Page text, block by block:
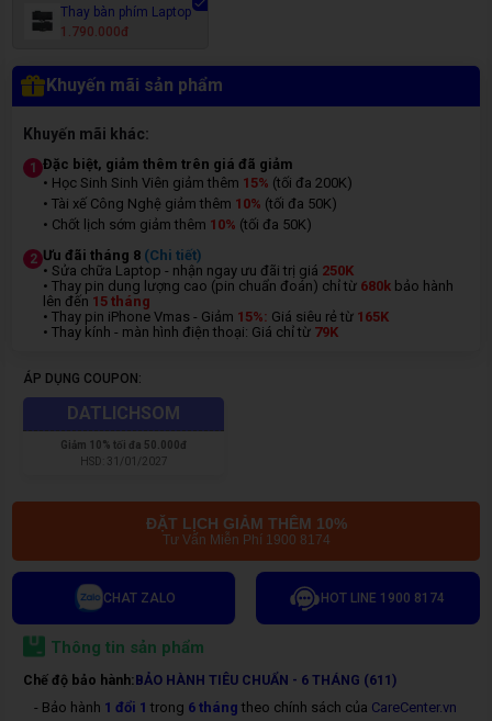
Thay bàn phím Laptop
1.790.000đ
Khuyến mãi sản phẩm
Khuyến mãi khác:
1
Đặc biệt, giảm thêm trên giá đã giảm
• Học Sinh Sinh Viên giảm thêm 15% (tối đa 200K)
• Tài xế Công Nghệ giảm thêm 10% (tối đa 50K)
• Chốt lịch sớm giảm thêm 10% (tối đa 50K)
2 Ưu đãi tháng 8 (Chi tiết)
• Sửa chữa Laptop - nhận ngay ưu đãi trị giá 250K
• Thay pin dung lượng cao (pin chuẩn đoán) chỉ từ 680k bảo hành
lên đến 15 tháng
• Thay pin iPhone Vmas - Giảm 15%: Giá siêu rẻ từ 165K
• Thay kính - màn hình điện thoại: Giá chỉ từ 79K
ÁP DỤNG COUPON:
DATLICHSOM
Giảm 10% tối đa 50.000đ
HSD:
31/01/2027
ĐẶT LỊCH GIẢM THÊM 10%
Tư Vấn Miễn Phí 1900 8174
CHAT ZALO HOT LINE 1900 8174
Thông tin sản phẩm
Chế độ bảo hành:BẢO HÀNH TIÊU CHUẨN - 6 THÁNG (611)
- Bảo hành 1 đổi 1 trong 6 tháng theo chính sách của CareCenter.vn